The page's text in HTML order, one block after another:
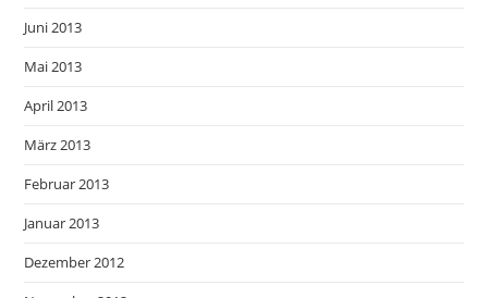
Juni 2013
Mai 2013
April 2013
März 2013
Februar 2013
Januar 2013
Dezember 2012